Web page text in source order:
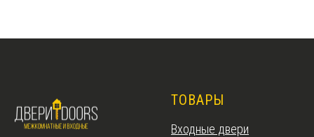
ТОВАРЫ
Входные двери